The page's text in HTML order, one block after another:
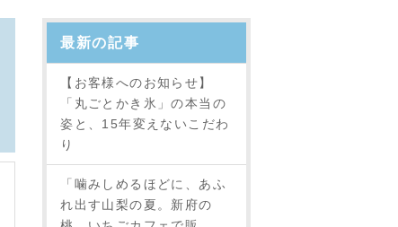
最新の記事
【お客様へのお知らせ】
「丸ごとかき氷」の本当の
姿と、15年変えないこだわ
り
「噛みしめるほどに、あふ
れ出す山梨の夏。新府の